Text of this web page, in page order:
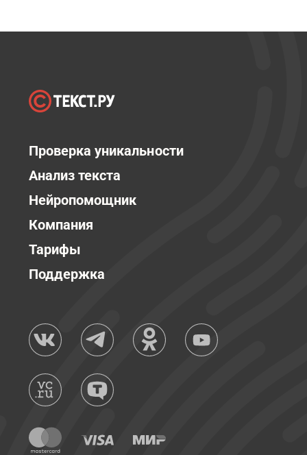
Проверка уникальности
Анализ текста
Нейропомощник
Компания
Тарифы
Поддержка